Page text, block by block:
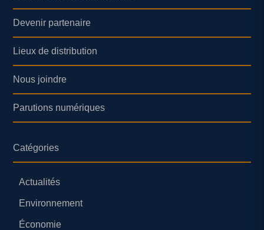
Devenir partenaire
Lieux de distribution
Nous joindre
Parutions numériques
Catégories
Actualités
Environnement
Économie